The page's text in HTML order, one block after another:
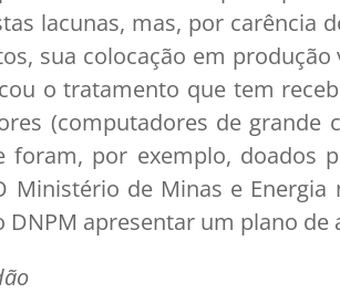
lacunas, mas, por carência
sua colocação em
o tratamento que tem
(computadores de grande
foram, por exemplo, doados
Ministério de Minas e
DNPM apresentar um plano